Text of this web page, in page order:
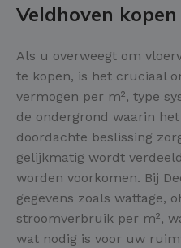
Veldhoven kopen
Als u overweegt om
te kopen, is het cruciaal
vermogen per m², type
de ondergrond waarin
doordachte beslissing
gelijkmatig wordt
worden voorkomen. Bij
gegevens zoals wattage,
stroomverbruik per m²,
wat nodig is voor uw